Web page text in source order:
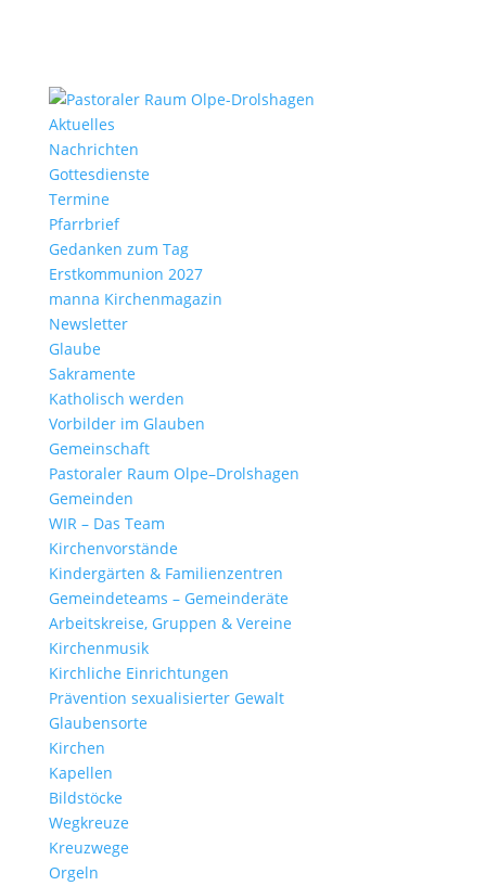
Aktu­elles
Nach­richten
Gottes­dienste
Termine
Pfarr­brief
Gedanken zum Tag
Erst­kom­mu­nion 2027
manna Kirchen­ma­gazin
News­letter
Glaube
Sakra­mente
Katho­lisch werden
Vorbilder im Glauben
Gemein­schaft
Pasto­raler Raum Olpe–Drolshagen
Gemeinden
WIR – Das Team
Kirchen­vor­stände
Kinder­gärten & Familienzentren
Gemein­de­teams – Gemeinderäte
Arbeits­kreise, Gruppen & Vereine
Kirchen­musik
Kirch­liche Einrichtungen
Präven­tion sexua­li­sierter Gewalt
Glau­ben­s­orte
Kirchen
Kapellen
Bild­stöcke
Wegkreuze
Kreuz­wege
Orgeln